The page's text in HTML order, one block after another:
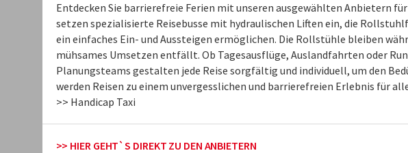
Entdecken Sie barrierefreie Ferien mit unseren ausgewählten Anbietern
setzen spezialisierte Reisebusse mit hydraulischen Liften ein, die
ein einfaches Ein- und Aussteigen ermöglichen. Die Rollstühle bleiben
mühsames Umsetzen entfällt. Ob Tagesausflüge, Auslandfahrten oder
Planungsteams gestalten jede Reise sorgfältig und individuell, um den
werden Reisen zu einem unvergesslichen und barrierefreien Erlebnis für
>> Handicap Taxi
>> HIER GEHT`S DIREKT ZU DEN ANBIETERN